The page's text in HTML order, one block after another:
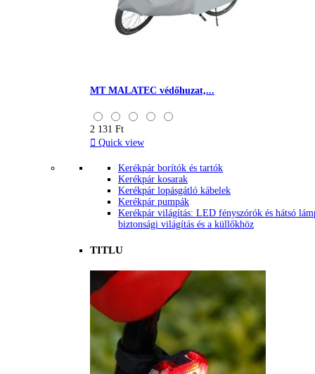
MT MALATEC védőhuzat,...
2 131 Ft
 Quick view
Kerékpár borítók és tartók
Kerékpár kosarak
Kerékpár lopásgátló kábelek
Kerékpár pumpák
Kerékpár világítás: LED fényszórók és hátsó
biztonsági világítás és a küllőkhöz
TITLU